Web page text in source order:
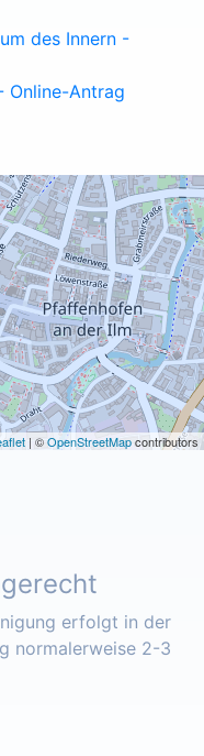
des Innern -
Online-Antrag
| ©OpenStreetMapcontributors
erfolgt in der
normalerweise 2-3